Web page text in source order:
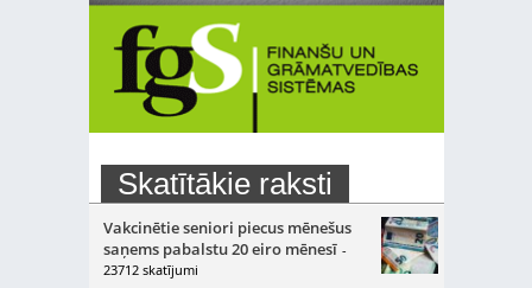
Skatītākie raksti
Vakcinētie seniori piecus mēnešus
saņems pabalstu 20 eiro mēnesī -
23712 skatījumi